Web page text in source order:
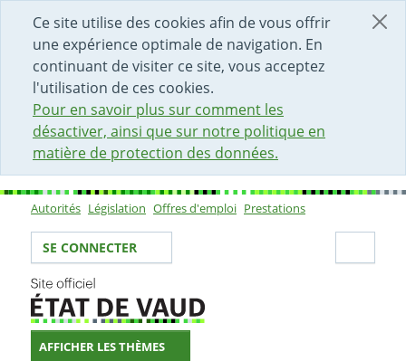
Ce site utilise des cookies afin de vous offrir
une expérience optimale de navigation. En
continuant de visiter ce site, vous acceptez
l'utilisation de ces cookies.
Pour en savoir plus sur comment les
désactiver, ainsi que sur notre politique en
matière de protection des données.
DÉBUT DU CONTENU DE LA PAGE
ACCÈS AU CHAMP DE RECHERCHE
PAGE D'ACCUEIL
FORMULAIRE DE CONTACT
Sous-navigation
Autorités Législation Offres d'emploi Prestations
Votre identité
SE CONNECTER
AFFICHER LES THÈMES